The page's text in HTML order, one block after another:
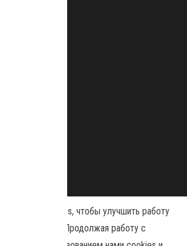
файлы cookies, чтобы улучшить работу
сайта. Продолжая работу с